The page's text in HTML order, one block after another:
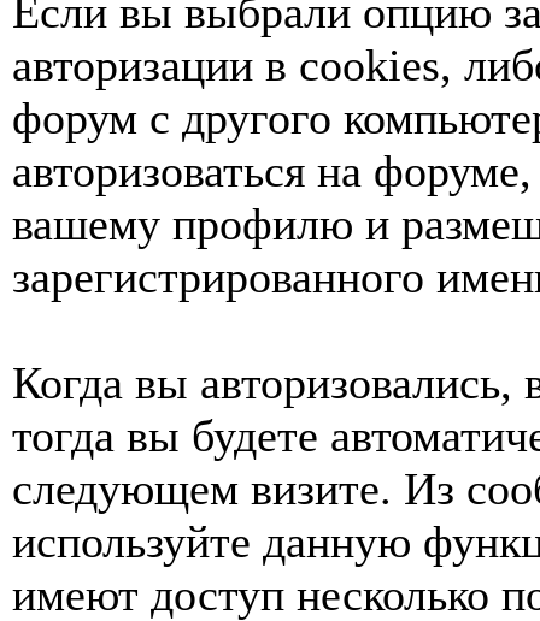
Если вы выбрали опцию
авторизации в cookies,
форум с другого
авторизоваться на
вашему профилю и
зарегистрированного
Когда вы
тогда вы будете
следующем визите. Из
используйте данную
имеют доступ несколько